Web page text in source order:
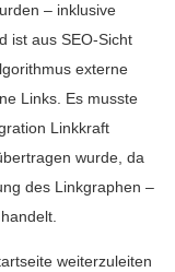
– inklusive
ist aus SEO-Sicht
externe
Links. Es musste
Linkkraft
wurde, da
des Linkgraphen –
weiterzuleiten